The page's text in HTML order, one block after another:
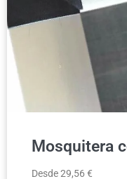
Mosquitera
Desde 29,56 €